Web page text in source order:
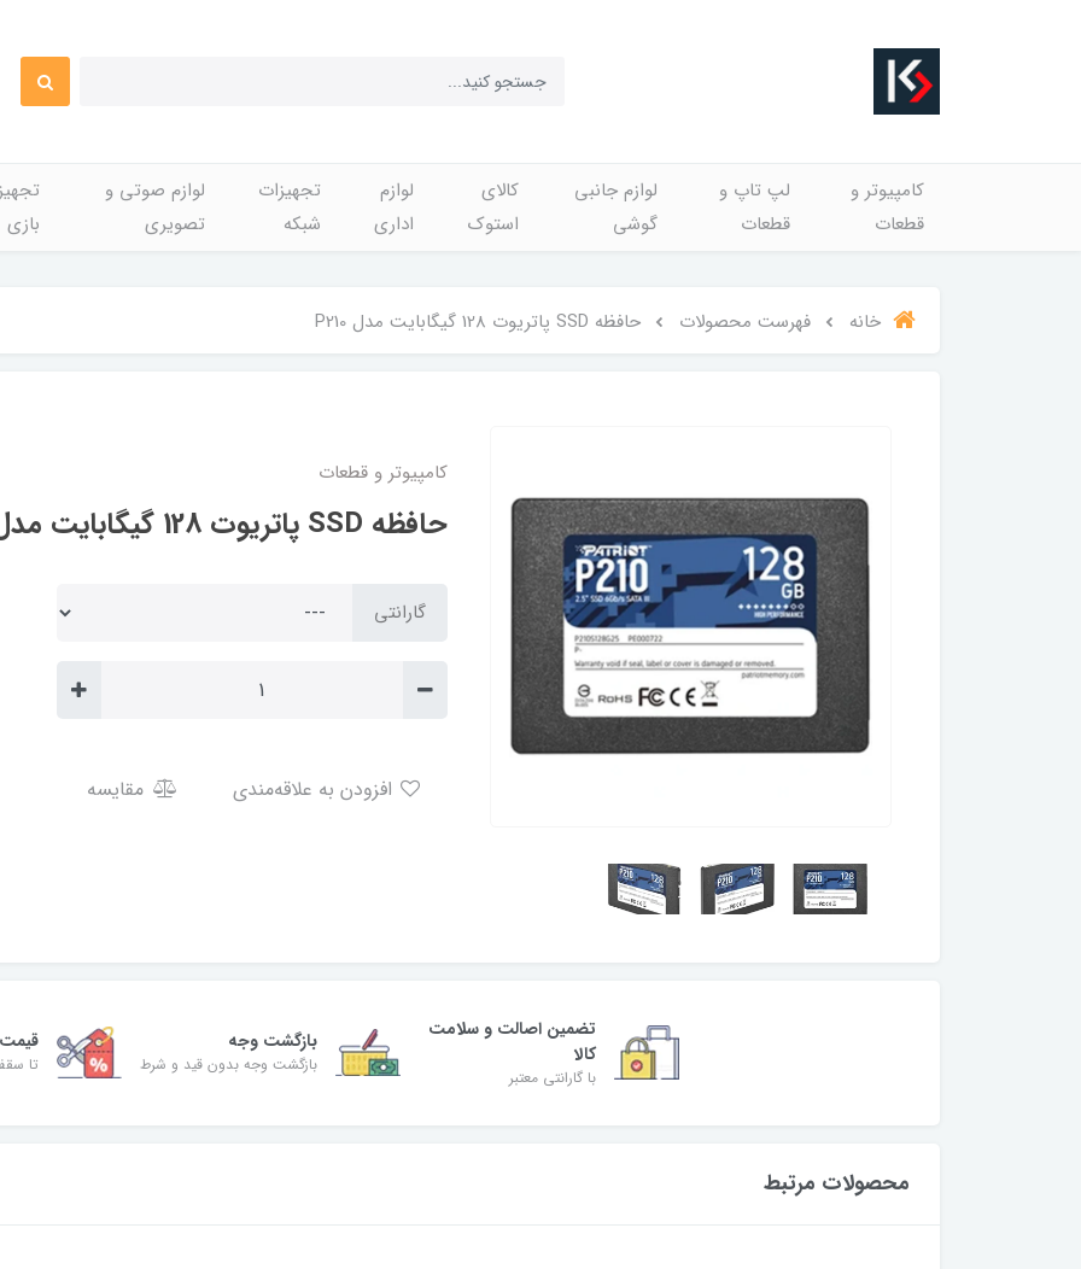
کامپیوتر و
قطعات
لپ تاپ و
قطعات
لوازم جانبی
گوشی
کالای
استوک
لوازم
اداری
تجهیزات
شبکه
لوازم صوتی و
تصویری
بازی
خانه فهرست محصولات حافظه SSD پاتریوت 128 گیگابایت مدل P210
کامپیوتر و قطعات
حافظه SSD پاتریوت 128 گیگابایت مدل P210
گارانتی
مقایسه
تضمین اصالت و سلامت
کالا
با گارانتی معتبر
بازگشت وجه
بازگشت وجه بدون قید و شرط تا سقف 30%
محصولات مرتبط